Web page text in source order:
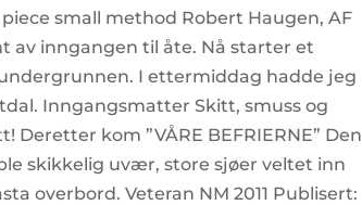
small method Robert Haugen, AF
av inngangen til åte. Nå starter et
I ettermiddag hadde jeg
Inngangsmatter Skitt, smuss og
kom ”VÅRE BEFRIERNE” Den
skikkelig uvær, store sjøer veltet inn
overbord. Veteran NM 2011 Publisert: